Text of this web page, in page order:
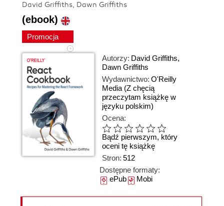
David Griffiths, Dawn Griffiths
(ebook)
Promocja
Autorzy: David Griffiths,
Dawn Griffiths
Wydawnictwo: O'Reilly
Media (Z chęcią
przeczytam książkę w
języku polskim)
Ocena:
Bądź pierwszym, który
oceni tę książkę
Stron: 512
Dostępne formaty:
ePubMobi